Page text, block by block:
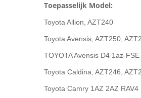
Toepasselijk Model:
Toyota Allion, AZT240
Toyota Avensis, AZT250,
TOYOTA Avensis D4 1az-FSE
Toyota Caldina, AZT246,
Toyota Camry 1AZ 2AZ RAV4